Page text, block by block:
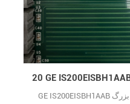
GE IS200EISBH1AAB موجودی بزرگ